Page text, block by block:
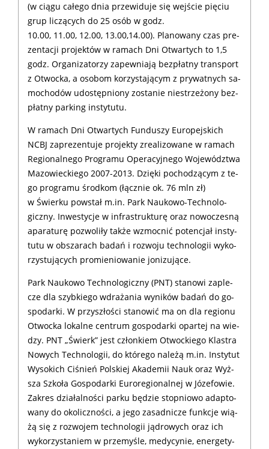
(w cią­gu ca­łe­go dnia prze­wi­du­je się wej­ście pię­ciu
grup li­czą­cych do 25 osób w godz.
10.00, 11.00, 12.00, 13.00,14.00). Pla­no­wa­ny czas pre­
zen­ta­cji pro­jektów w ra­mach Dni Otwar­tych to 1,5
godz. Or­ga­ni­za­to­rzy za­pew­niają bez­płat­ny trans­port
z Otwoc­ka, a oso­bom ko­rzy­sta­ją­cym z pry­wat­nych sa­
mo­cho­dów udo­stęp­nio­ny zosta­nie nie­strze­żo­ny bez­
płat­ny par­king in­sty­tu­tu.
W ra­mach Dni Otwar­tych Fun­du­szy Eu­ro­pej­skich
NCBJ za­pre­zen­tu­je pro­jekty zre­ali­zo­wa­ne w ra­mach
Re­gio­nal­ne­go Pro­gra­mu Ope­ra­cyj­ne­go Wo­je­wódz­twa
Ma­zo­wiec­kie­go 2007-2013. Dzię­ki po­cho­dzą­cym z te­
go pro­gra­mu środ­kom (łącz­nie ok. 76 mln zł)
w Świer­ku po­wstał m.in. Park Nau­ko­wo-Tech­no­lo­
gicz­ny. In­we­sty­cje w infrastruk­turę oraz no­wo­cze­sną
apa­ra­tu­rę po­zwo­li­ły tak­że wzmoc­nić po­ten­cjał in­sty­
tu­tu w ob­sza­rach ba­dań i roz­wo­ju tech­no­lo­gii wy­ko­
rzy­stu­ją­cych pro­mie­nio­wa­nie jo­ni­zu­ją­ce.
Park Nau­ko­wo Tech­no­lo­gicz­ny (PNT) sta­no­wi za­ple­
cze dla szyb­kie­go wdra­ża­nia wy­ni­ków ba­dań do go­
spo­dar­ki. W przy­szło­ści sta­no­wić ma on dla re­gio­nu
Otwoc­ka lo­kal­ne cen­trum go­spo­dar­ki opar­tej na wie­
dzy. PNT „Świerk” jest człon­kiem Otwoc­kie­go Kla­stra
No­wych Tech­no­lo­gii, do któ­rego na­le­żą m.in. In­sty­tut
Wy­so­kich Ci­śnień Pol­skiej Aka­de­mii Nauk oraz Wyż­
sza Szko­ła Go­spo­dar­ki Eu­ro­re­gio­nal­nej w Jó­ze­fo­wie.
Za­kres dzia­łalności par­ku bę­dzie stop­nio­wo ad­ap­to­
wa­ny do oko­licz­no­ści, a je­go za­sad­ni­cze funk­cje wią­
żą się z roz­wo­jem tech­no­lo­gii ją­dro­wych oraz ich
wykorzysta­niem w prze­my­śle, me­dy­cy­nie, ener­ge­ty­